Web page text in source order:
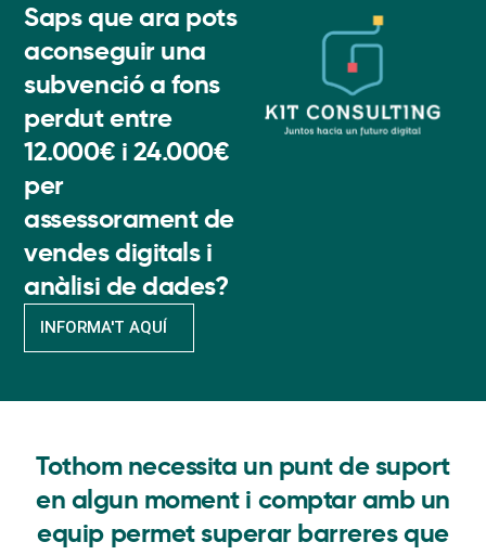
Saps que ara pots
aconseguir una
subvenció a fons
perdut entre
12.000€ i 24.000€
per
assessorament de
vendes digitals i
anàlisi de dades?
INFORMA'T AQUÍ
Tothom necessita un punt de suport
en algun moment i comptar amb un
equip permet superar barreres que